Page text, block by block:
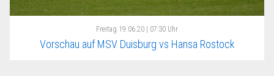
Freitag 19.06.20 | 07:30 Uhr
Vorschau auf MSV Duisburg vs Hansa Rostock